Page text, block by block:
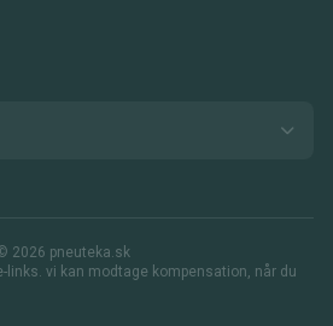
2026 pneuteka.sk
links. vi kan modtage kompensation, når du